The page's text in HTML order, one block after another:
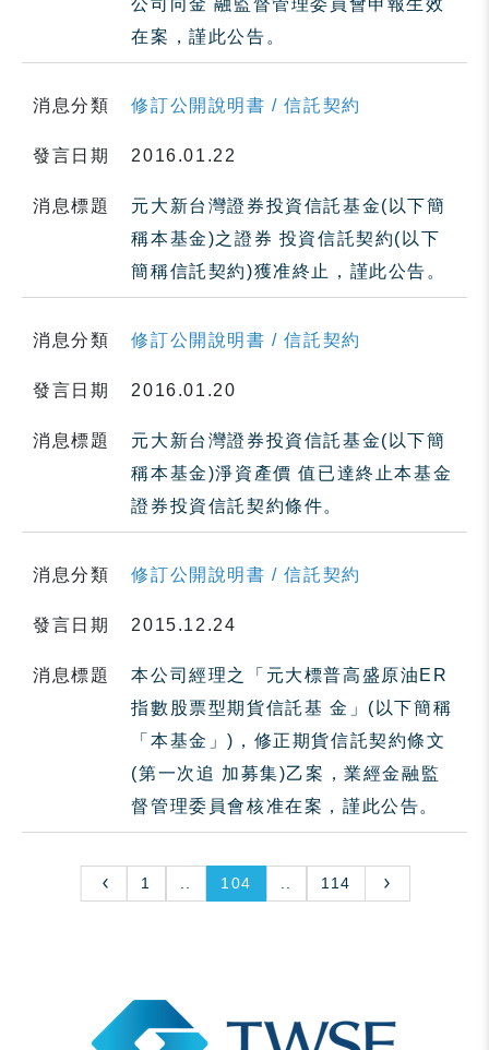
公司向金 融監督管理委員會申報生效
在案，謹此公告。
消息分類 修訂公開說明書 / 信託契約
發言日期 2016.01.22
消息標題
元大新台灣證券投資信託基金(以下簡
稱本基金)之證券 投資信託契約(以下
簡稱信託契約)獲准終止，謹此公告。
消息分類 修訂公開說明書 / 信託契約
發言日期 2016.01.20
消息標題
元大新台灣證券投資信託基金(以下簡
稱本基金)淨資產價 值已達終止本基金
證券投資信託契約條件。
消息分類 修訂公開說明書 / 信託契約
發言日期 2015.12.24
消息標題
本公司經理之「元大標普高盛原油ER
指數股票型期貨信託基 金」(以下簡稱
「本基金」)，修正期貨信託契約條文
(第一次追 加募集)乙案，業經金融監
督管理委員會核准在案，謹此公告。
1 104 114